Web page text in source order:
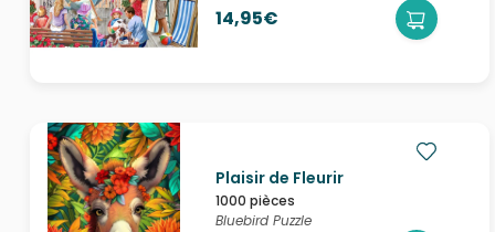
14,95€
Plaisir de Fleurir
1000 pièces
Bluebird Puzzle